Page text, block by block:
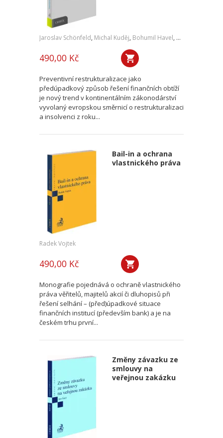
Jaroslav Schönfeld, Michal Kuděj, Bohumil Havel, Petr Sprinz
490,00 Kč
Preventivní restrukturalizace jako
předúpadkový způsob řešení finančních obtíží
je nový trend v kontinentálním zákonodárství
vyvolaný evropskou směrnicí o restrukturalizaci
a insolvenci z roku...
Bail-in a ochrana
vlastnického práva
Radek Vojtek
490,00 Kč
Monografie pojednává o ochraně vlastnického
práva věřitelů, majitelů akcií či dluhopisů při
řešení selhání – (před)úpadkové situace
finančních institucí (především bank) a je na
českém trhu první...
Změny závazku ze
smlouvy na
veřejnou zakázku